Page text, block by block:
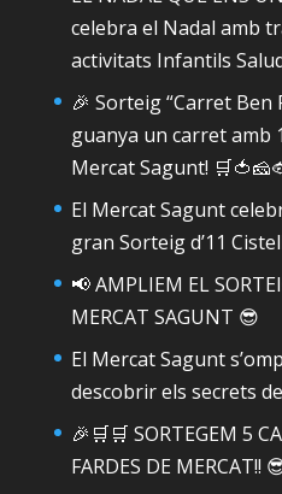
celebra el Nadal amb
activitats Infantils
🎉 Sorteig “Carret Ben
guanya un carret amb
Mercat Sagunt!
El Mercat Sagunt
gran Sorteig d’11
📢 AMPLIEM EL
MERCAT SAGUNT 😎
El Mercat Sagunt
descobrir els secrets
🎉🛒🛒 SORTEGEM 5
FARDES DE MERCAT!!